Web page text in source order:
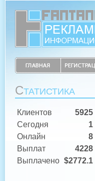
СТАТИСТИКА
Клиентов
5925
Сегодня
1
Онлайн
8
Выплат
4228
Выплачено $2772.1